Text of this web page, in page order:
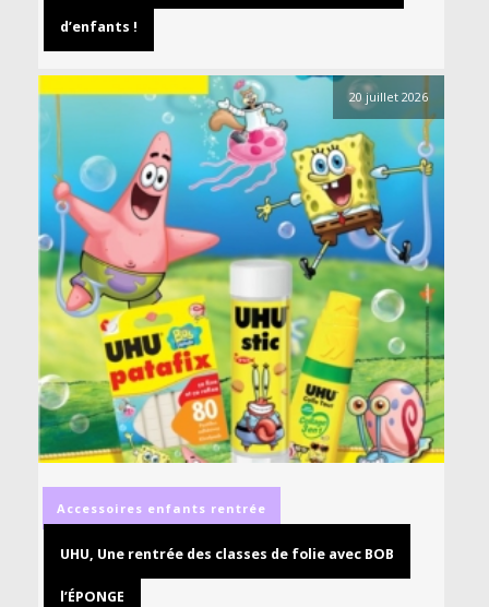
d’enfants !
20 juillet 2026
Accessoires enfants rentrée
UHU, Une rentrée des classes de folie avec BOB
l’ÉPONGE